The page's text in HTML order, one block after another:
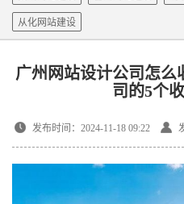
从化网站建设
广州网站设计公司怎么
司的5个
发布时间：2024-11-18 09:22